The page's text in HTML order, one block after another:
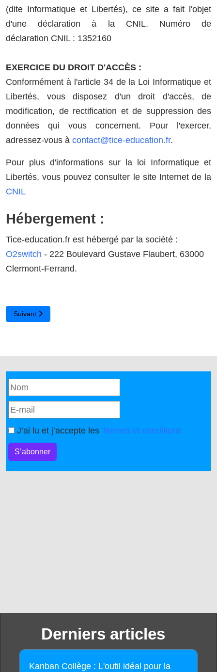
(dite Informatique et Libertés), ce site a fait l'objet
d'une déclaration à la CNIL. Numéro de
déclaration CNIL : 1352160
EXERCICE DU DROIT D'ACCÈS :
Conformément à l'article 34 de la Loi Informatique et
Libertés, vous disposez d'un droit d'accès, de
modification, de rectification et de suppression des
données qui vous concernent. Pour l'exercer,
adressez-vous à contact@tice-education.fr.
Pour plus d'informations sur la loi Informatique et
Libertés, vous pouvez consulter le site Internet de la
CNIL
Hébergement :
Tice-education.fr est hébergé par la socièté :
O2switch - 222 Boulevard Gustave Flaubert, 63000
Clermont-Ferrand.
Article suivant : Merci de nous soutenir !
Suivant
J’ai lu et j’accepte les Termes et conditions
S’abonner
Derniers articles
Kanban Collège : L'outil idéal pour la